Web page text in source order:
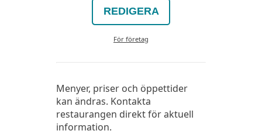
REDIGERA
För företag
Menyer, priser och öppettider
kan ändras. Kontakta
restaurangen direkt för aktuell
information.